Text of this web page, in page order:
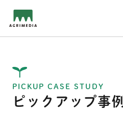
PICKUP CASE STUDY
ピックアップ事例